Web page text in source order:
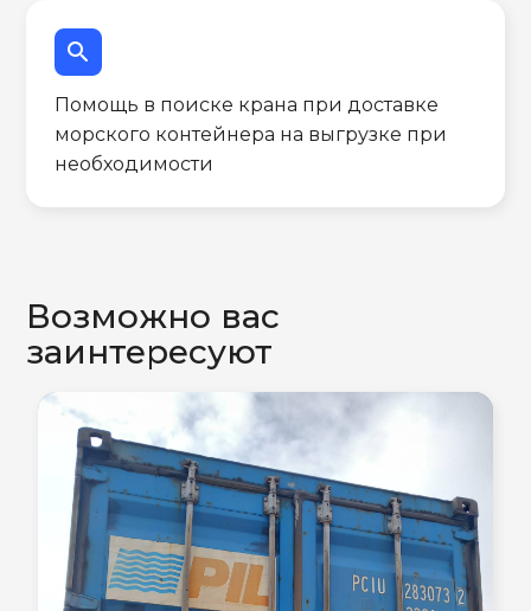
search
Помощь в поиске крана при доставке
морского контейнера на выгрузке при
необходимости
Возможно вас
заинтересуют